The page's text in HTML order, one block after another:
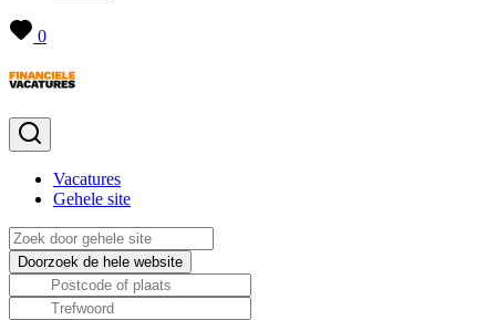
0
Vacatures
Gehele site